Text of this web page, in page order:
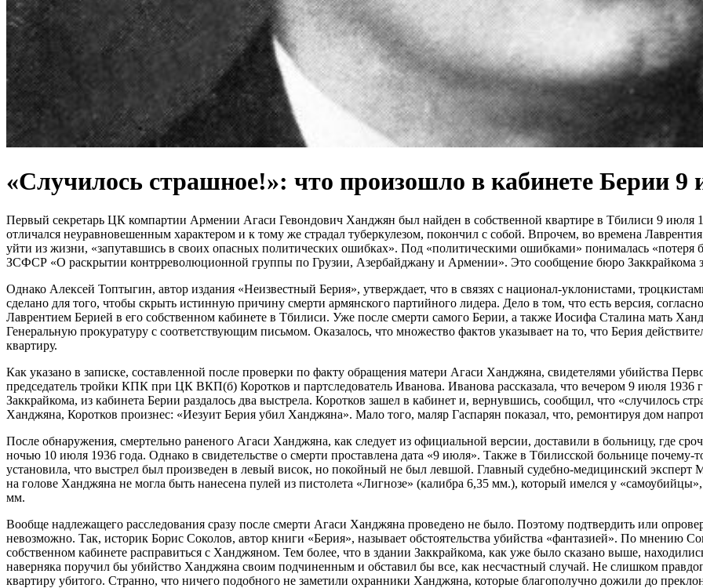
«Случилось страшное!»: что произошло в кабинете Берии 9
Первый секретарь ЦК компартии Армении Агаси Гевондович Ханджян был найден в собственной квартире в Тбилиси 9
отличался неуравновешенным характером и к тому же страдал туберкулезом, покончил с собой. Впрочем, во времена
уйти из жизни, «запутавшись в своих опасных политических ошибках». Под «политическими ошибками» понималась
ЗСФСР «О раскрытии контрреволюционной группы по Грузии, Азербайджану и Армении». Это сообщение бюро Заккрайкома
Однако Алексей Топтыгин, автор издания «Неизвестный Берия», утверждает, что в связях с национал-уклонистами,
сделано для того, чтобы скрыть истинную причину смерти армянского партийного лидера. Дело в том, что есть версия,
Лаврентием Берией в его собственном кабинете в Тбилиси. Уже после смерти самого Берии, а также Иосифа Сталина мать
Генеральную прокуратуру с соответствующим письмом. Оказалось, что множество фактов указывает на то, что Берия
квартиру.
Как указано в записке, составленной после проверки по факту обращения матери Агаси Ханджяна, свидетелями убийства
председатель тройки КПК при ЦК ВКП(б) Коротков и партследователь Иванова. Иванова рассказала, что вечером 9 июля 1936
Заккрайкома, из кабинета Берии раздалось два выстрела. Коротков зашел в кабинет и, вернувшись, сообщил, что «случилось
Ханджяна, Коротков произнес: «Иезуит Берия убил Ханджяна». Мало того, маляр Гаспарян показал, что, ремонтируя дом
После обнаружения, смертельно раненого Агаси Ханджяна, как следует из официальной версии, доставили в больницу, где
ночью 10 июля 1936 года. Однако в свидетельстве о смерти проставлена дата «9 июля». Также в Тбилисской больнице
установила, что выстрел был произведен в левый висок, но покойный не был левшой. Главный судебно-медицинский
на голове Ханджяна не могла быть нанесена пулей из пистолета «Лигнозе» (калибра 6,35 мм.), который имелся у
мм.
Вообще надлежащего расследования сразу после смерти Агаси Ханджяна проведено не было. Поэтому подтвердить или
невозможно. Так, историк Борис Соколов, автор книги «Берия», называет обстоятельства убийства «фантазией». По мнению
собственном кабинете расправиться с Ханджяном. Тем более, что в здании Заккрайкома, как уже было сказано выше,
наверняка поручил бы убийство Ханджяна своим подчиненным и обставил бы все, как несчастный случай. Не слишком
квартиру убитого. Странно, что ничего подобного не заметили охранники Ханджяна, которые благополучно дожили до